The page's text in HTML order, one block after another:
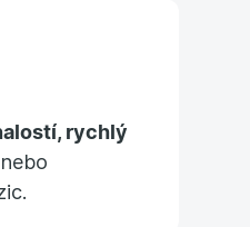
rychlý
nebo